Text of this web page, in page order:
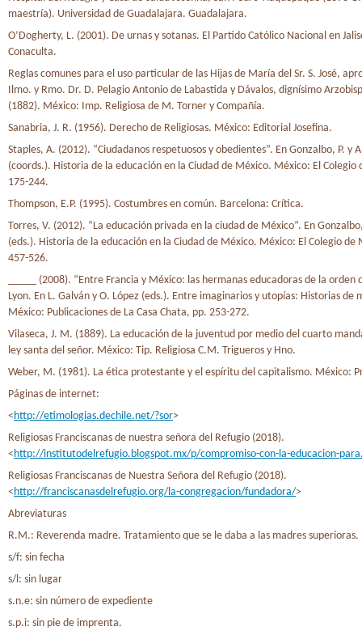
maestría). Universidad de Guadalajara. Guadalajara.
O’Dogherty, L. (2001). De urnas y sotanas. El Partido Católico Nacional en
Conaculta.
Reglas comunes para el uso particular de las Hijas de María del Sr. S. José,
Ilmo. y Rmo. Dr. D. Pelagio Antonio de Labastida y Dávalos, dignísimo
(1882). México: Imp. Religiosa de M. Torner y Compañía.
Sanabria, J. R. (1956). Derecho de Religiosas. México: Editorial Josefina.
Staples, A. (2012). “Ciudadanos respetuosos y obedientes”. En Gonzalbo, P. y
(coords.). Historia de la educación en la Ciudad de México. México: El Colegio
175-244.
Thompson, E.P. (1995). Costumbres en común. Barcelona: Crítica.
Torres, V. (2012). “La educación privada en la ciudad de México”. En
(eds.). Historia de la educación en la Ciudad de México. México: El Colegio de
457-526.
_____ (2008). “Entre Francia y México: las hermanas educadoras de la orden
Lyon. En L. Galván y O. López (eds.). Entre imaginarios y utopías: Historias de
México: Publicaciones de La Casa Chata, pp. 253-272.
Vilaseca, J. M. (1889). La educación de la juventud por medio del cuarto
ley santa del señor. México: Tip. Religiosa C.M. Trigueros y Hno.
Weber, M. (1981). La ética protestante y el espíritu del capitalismo. México:
Páginas de internet:
<http://etimologias.dechile.net/?sor>
Religiosas Franciscanas de nuestra señora del Refugio (2018).
<http://institutodelrefugio.blogspot.mx/p/compromiso-con-la-educacion-
Religiosas Franciscanas de Nuestra Señora del Refugio (2018).
<http://franciscanasdelrefugio.org/la-congregacion/fundadora/>
Abreviaturas
R.M.: Reverenda madre. Tratamiento que se le daba a las madres superioras.
s/f: sin fecha
s/l: sin lugar
s.n.e: sin número de expediente
s.p.i: sin pie de imprenta.